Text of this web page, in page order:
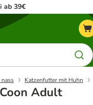
ab 39€
Katzenfutter mit Huhn
Adult